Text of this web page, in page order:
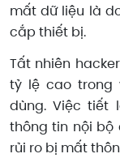
mất dữ liệu là
cắp thiết bị.
Tất nhiên
tỷ lệ cao trong
dùng. Việc tiết
thông tin nội bộ
rủi ro bị mất